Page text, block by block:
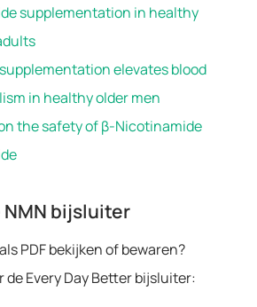
supplementation in healthy
elevates blood
in healthy older men
the safety of β-Nicotinamide
bijsluiter
PDF bekijken of bewaren?
de Every Day Better bijsluiter: